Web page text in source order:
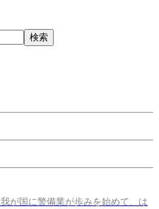
が国に警備業が歩みを始めて、は